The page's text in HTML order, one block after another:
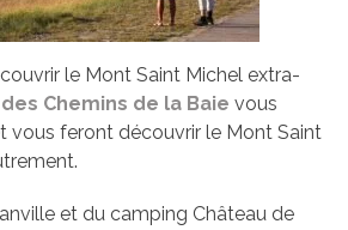
le Mont Saint Michel extra-
Chemins de la Baie vous
vous feront découvrir le Mont Saint
et du camping Château de